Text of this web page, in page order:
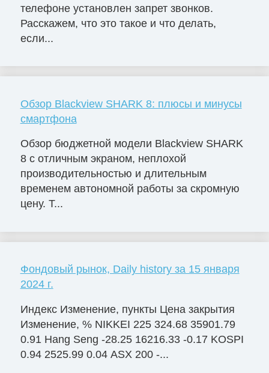
телефоне установлен запрет звонков.
Расскажем, что это такое и что делать,
если...
Обзор Blackview SHARK 8: плюсы и минусы
смартфона
Обзор бюджетной модели Blackview SHARK
8 с отличным экраном, неплохой
производительностью и длительным
временем автономной работы за скромную
цену. Т...
Фондовый рынок, Daily history за 15 января
2024 г.
Индекс Изменение, пункты Цена закрытия
Изменение, % NIKKEI 225 324.68 35901.79
0.91 Hang Seng -28.25 16216.33 -0.17 KOSPI
0.94 2525.99 0.04 ASX 200 -...